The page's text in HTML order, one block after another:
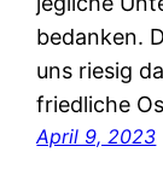
bedanken.
uns riesig
friedliche
April 9, 2023